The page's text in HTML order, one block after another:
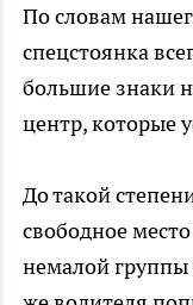
По словам
спецстоянка
большие знаки
центр, которые
До такой
свободное
немалой группы